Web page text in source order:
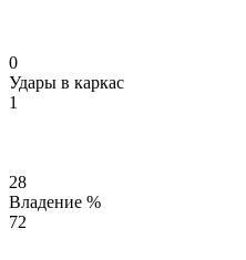
0
Удары в каркас
1
28
Владение %
72